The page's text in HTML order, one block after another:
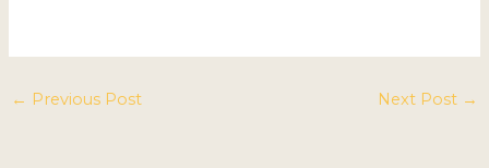
← Previous Post Next Post →